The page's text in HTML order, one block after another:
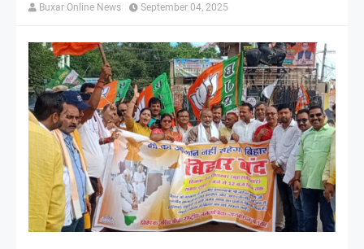
Buxar Online News September 04, 2025